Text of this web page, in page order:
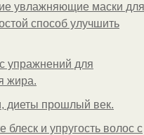
увлажняющие маски для
способ улучшить
упражнений для
жира.
диеты прошлый век.
блеск и упругость волос с